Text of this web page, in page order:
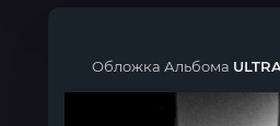
Обложка Альбома